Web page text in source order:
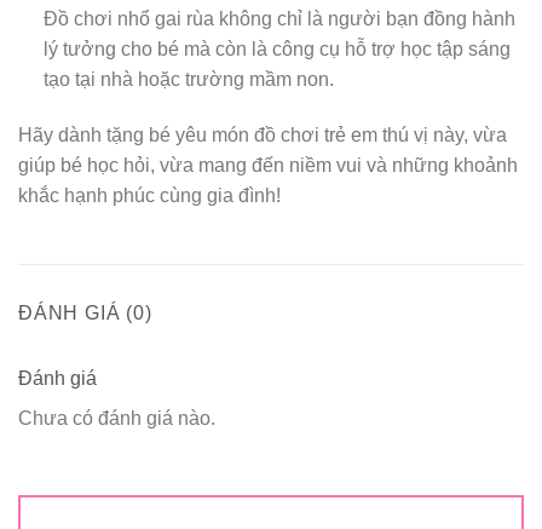
Đồ chơi nhổ gai rùa không chỉ là người bạn đồng hành
lý tưởng cho bé mà còn là công cụ hỗ trợ học tập sáng
tạo tại nhà hoặc trường mầm non.
Hãy dành tặng bé yêu món đồ chơi trẻ em thú vị này, vừa
giúp bé học hỏi, vừa mang đến niềm vui và những khoảnh
khắc hạnh phúc cùng gia đình!
ĐÁNH GIÁ (0)
Đánh giá
Chưa có đánh giá nào.